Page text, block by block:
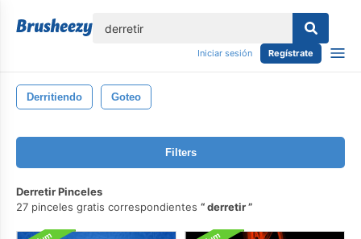
Iniciar sesión Regístrate
Derritiendo Goteo
Filters
Derretir Pinceles
27 pinceles gratis correspondientes
derretir